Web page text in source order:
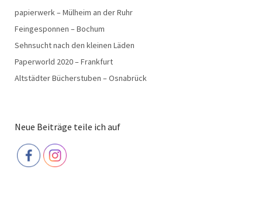
papierwerk – Mülheim an der Ruhr
Feingesponnen – Bochum
Sehnsucht nach den kleinen Läden
Paperworld 2020 – Frankfurt
Altstädter Bücherstuben – Osnabrück
Neue Beiträge teile ich auf